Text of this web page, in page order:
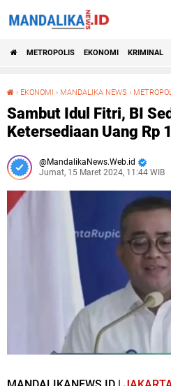
METROPOLIS EKONOMI KRIMINAL
› EKONOMI › MANDALIKA NEWS ›
Sambut Idul Fitri, BI
Ketersediaan Uang Rp
MandalikaNews.Web.id
Jumat, 15 Maret 2024, 11:44 WIB